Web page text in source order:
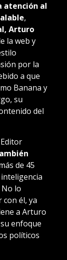
atención al
,
Arturo
la web y
por la
a que
Banana y
su
del
de 45
lo
él, ya
a Arturo
enfoque
políticos